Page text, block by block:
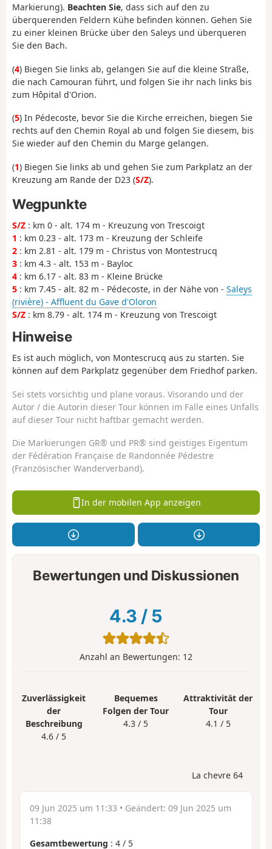
Markierung). Beachten Sie, dass sich auf den zu
überquerenden Feldern Kühe befinden können. Gehen Sie
zu einer kleinen Brücke über den Saleys und überqueren
Sie den Bach.
(4) Biegen Sie links ab, gelangen Sie auf die kleine Straße,
die nach Camouran führt, und folgen Sie ihr nach links bis
zum Hôpital d'Orion.
(5) In Pédecoste, bevor Sie die Kirche erreichen, biegen Sie
rechts auf den Chemin Royal ab und folgen Sie diesem, bis
Sie wieder auf den Chemin du Marge gelangen.
(1) Biegen Sie links ab und gehen Sie zum Parkplatz an der
Kreuzung am Rande der D23 (S/Z).
Wegpunkte
S/Z : km 0 - alt. 174 m - Kreuzung von Trescoigt
1 : km 0.23 - alt. 173 m - Kreuzung der Schleife
2 : km 2.81 - alt. 179 m - Christus von Montestrucq
3 : km 4.3 - alt. 153 m - Bayloc
4 : km 6.17 - alt. 83 m - Kleine Brücke
5 : km 7.45 - alt. 82 m - Pédecoste, in der Nähe von - Saleys
(rivière) - Affluent du Gave d'Oloron
S/Z : km 8.79 - alt. 174 m - Kreuzung von Trescoigt
Hinweise
Es ist auch möglich, von Montescrucq aus zu starten. Sie
können auf dem Parkplatz gegenüber dem Friedhof parken.
Sei stets vorsichtig und plane voraus. Visorando und der
Autor / die Autorin dieser Tour können im Falle eines Unfalls
auf dieser Tour nicht haftbar gemacht werden.
Die Markierungen GR® und PR® sind geistiges Eigentum
der Fédération Française de Randonnée Pédestre
(Französischer Wanderverband).
In der mobilen App anzeigen
Bewertungen und Diskussionen
4.3 / 5
Anzahl an Bewertungen: 12
Zuverlässigkeit
der
Beschreibung
4.6 / 5
Bequemes
Folgen der Tour
4.3 / 5
Attraktivität der
Tour
4.1 / 5
La chevre 64
09 Jun 2025 um 11:33 • Geändert: 09 Jun 2025 um
11:38
Gesamtbewertung : 4 / 5